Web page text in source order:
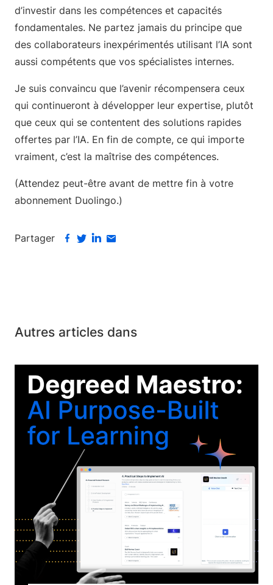
d’investir dans les compétences et capacités
fondamentales. Ne partez jamais du principe que
des collaborateurs inexpérimentés utilisant l’IA sont
aussi compétents que vos spécialistes internes.
Je suis convaincu que l’avenir récompensera ceux
qui continueront à développer leur expertise, plutôt
que ceux qui se contentent des solutions rapides
offertes par l’IA. En fin de compte, ce qui importe
vraiment, c’est la maîtrise des compétences.
(Attendez peut-être avant de mettre fin à votre
abonnement Duolingo.)
Partager
Autres articles dans